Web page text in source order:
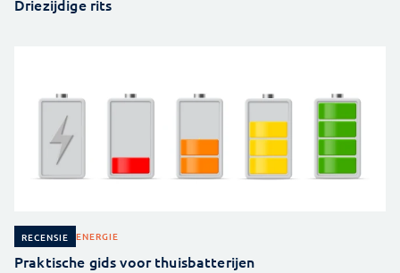
Driezijdige rits
RECENSIE ENERGIE
Praktische gids voor thuisbatterijen